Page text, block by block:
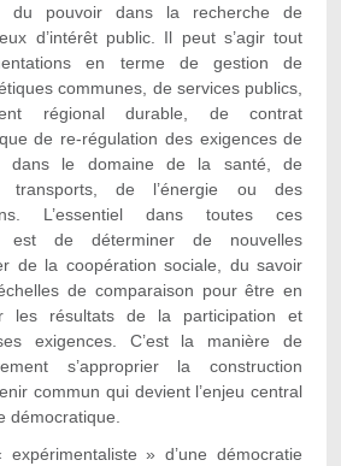
du pouvoir dans la recherche de
d’intérêt public. Il peut s’agir tout
en terme de gestion de
communes, de services publics,
régional durable, de contrat
de re-régulation des exigences de
dans le domaine de la santé, de
transports, de l’énergie ou des
L’essentiel dans toutes ces
est de déterminer de nouvelles
de la coopération sociale, du savoir
de comparaison pour être en
les résultats de la participation et
exigences. C’est la manière de
s’approprier la construction
commun qui devient l’enjeu central
démocratique.
» d’une démocratie